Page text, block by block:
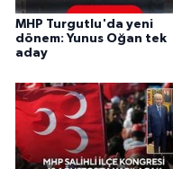
MHP Turgutlu'da yeni
dönem: Yunus Oğan tek
aday